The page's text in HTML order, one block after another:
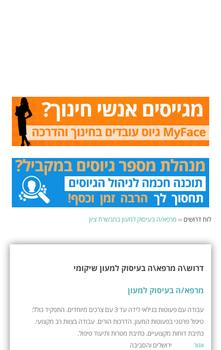
לוח דרושים ›› מרפא/ה בעיסוק למעון במבשרת ציון
דרוש\ה מרפא\ה בעיסוק למעון שיקומי
מרפא/ה בעיסוק למעון
עבודה עם פעוטות בגילאי לידה עד 3 עם צרכים מיוחדים. התפקיד כולל:
טיפול פרטני בפעוטות המעון. הדרכות הורים. עבודה בצוות רב מקצועי.
כתיבת דוחות מקצועיים. כתיבת מטרות ותיעוד טיפול.
אזור
ירושלים והסביבה